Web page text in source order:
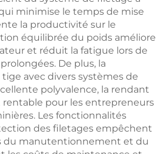
minimise le temps de mise
la productivité sur le
équilibrée du poids améliore
et réduit la fatigue lors de
De plus, la
avec divers systèmes de
polyvalence, la rendant
pour les entrepreneurs
Les fonctionnalités
des filetages empêchent
du manutentionnement et du